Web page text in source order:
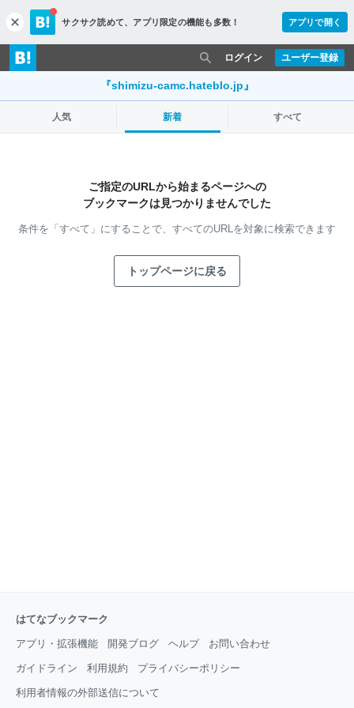
c
l
o
s
サクサク読めて、 アプリ限定の機能も多数！ アプリで開く
ユーザー登録
ログイン
『shimizu-camc.hateblo.jp』
人気 新着 すべて
ご指定のURLから始まるページへの
ブックマークは見つかりませんでした
条件を「すべて」にすることで、 すべてのURLを対象に検索できます
トップページに戻る
はてなブックマーク
アプリ・拡張機能 開発ブログ ヘルプ お問い合わせ
ガイドライン 利用規約 プライバシーポリシー
利用者情報の外部送信について